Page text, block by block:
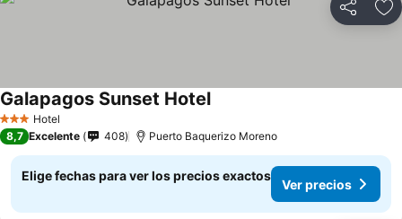
Compartir
3 Estrellas
Hotel
Galapagos Sunset HotelVer precios
8,7 Excelente 408 Puerto Baquerizo Moreno
Elige fechas para ver los precios exactos
Ver precios